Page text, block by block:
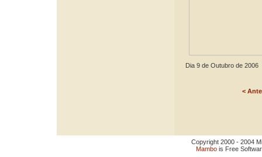
Dia 9 de Outubro de 2006
<
Copyright 2000 - 2004
Mambo is Free